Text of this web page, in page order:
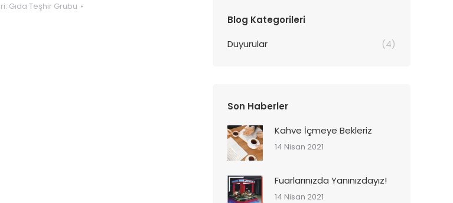
Gıda Teşhir Grubu
Blog Kategorileri
Duyurular
(4)
Son Haberler
Kahve İçmeye Bekleriz
14 Nisan 2021
Fuarlarınızda Yanınızdayız!
14 Nisan 2021